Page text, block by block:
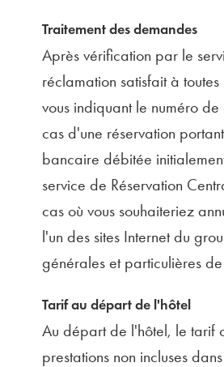
Traitement des demandes
Après vérification par le
réclamation satisfait à
vous indiquant le numéro
cas d'une réservation
bancaire débitée
service de Réservation
cas où vous souhaiteriez
l'un des sites Internet du
générales et particulières
Tarif au départ de l'hôtel
Au départ de l'hôtel, le tarif
prestations non incluses